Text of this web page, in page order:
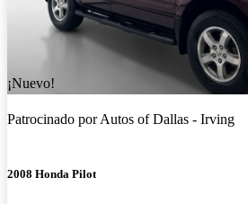
¡Nuevo!
Patrocinado porAutos of Dallas - Irving
2008 Honda Pilot